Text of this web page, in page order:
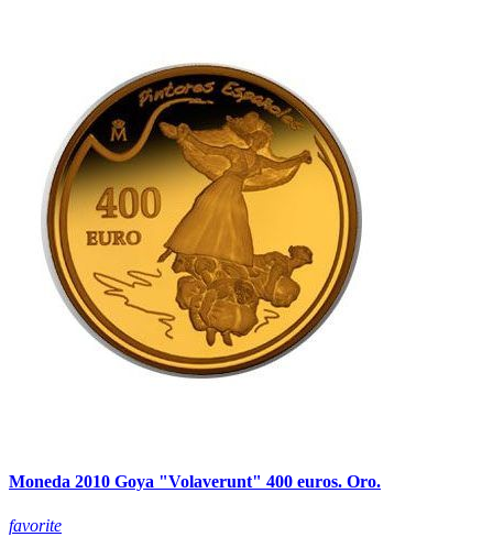
Moneda 2010 Goya "Volaverunt" 400 euros. Oro.
favorite